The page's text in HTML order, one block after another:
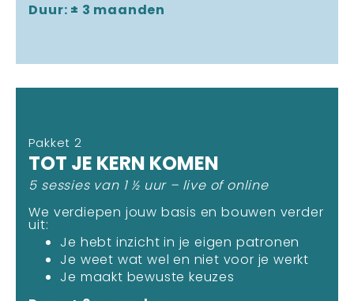
Duur: ± 3 maanden
Pakket 2
TOT JE KERN KOMEN
5 sessies van 1 ½ uur – live of online
We verdiepen jouw basis en bouwen verder
uit:
Je hebt inzicht in je eigen patronen
Je weet wat wel en niet voor je werkt
Je maakt bewuste keuzes